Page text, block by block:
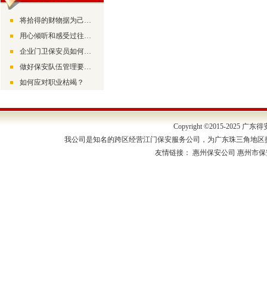
将拾得的财物据为己有有可能构成诈骗罪
用心倾听和感受过往的美好
企业门卫保安员如何做好检查工作
做好保安队伍管理要摸准“兵情”了解“兵心”
如何应对职业枯竭？
Copyright ©2015-2025 广东
我公司是知名的跨区经营江门保安服务公司，为广东珠三角地
友情链接： 惠州保安公司 惠州市